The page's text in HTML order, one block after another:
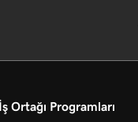
İş Ortağı Programları